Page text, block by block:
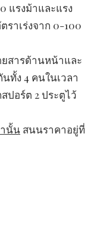
แรงม้าและแรง
ราเร่งจาก 0-100
ยสารด้านหน้าและ
ทั้ง 4 คนในเวลา
ปอร์ต 2 ประตูไว้
านั้น สนนราคาอยู่ที่